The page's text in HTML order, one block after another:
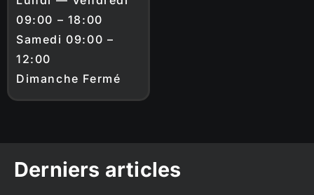
09:00 – 18:00
Samedi 09:00 –
12:00
Dimanche Fermé
Derniers articles